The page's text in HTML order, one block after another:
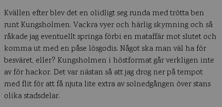
Kvällen efter blev det en olidligt seg runda med trötta ben
runt Kungsholmen. Vackra vyer och härlig skymning och så
råkade jag eventuellt springa förbi en mataffär mot slutet och
komma ut med en påse lösgodis. Något ska man väl ha för
besväret, eller? Kungsholmen i höstformat går verkligen inte
av för hackor. Det var nästan så att jag drog ner på tempot
med flit för att få njuta lite extra av solnedgången över stans
olika stadsdelar.